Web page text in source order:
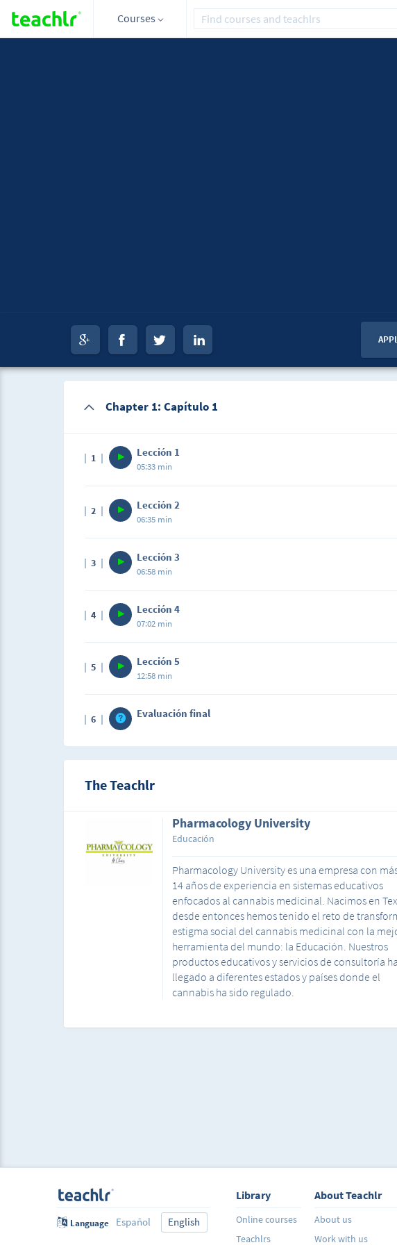
Courses
Chapter 1: Capítulo 1
1 Lección 1
05:33 min
2 Lección 2
06:35 min
3 Lección 3
06:58 min
4 Lección 4
07:02 min
5 Lección 5
12:58 min
6 Evaluación final
The Teachlr
Pharmacology University
Educación
Pharmacology University es una empresa con
14 años de experiencia en sistemas educativos
enfocados al cannabis medicinal. Nacimos en
desde entonces hemos tenido el reto de
estigma social del cannabis medicinal con la
herramienta del mundo: la Educación. Nuestros
productos educativos y servicios de consultoría
llegado a diferentes estados y países donde el
cannabis ha sido regulado.
Language Español English
Library
Online courses
Teachlrs
About Teachlr
About us
Work with us